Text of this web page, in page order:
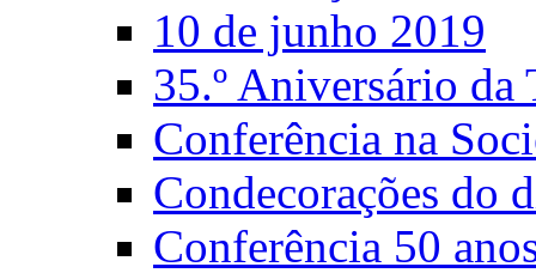
10 de junho 2019
35.º Aniversário
Conferência na
Condecorações do
Conferência 50